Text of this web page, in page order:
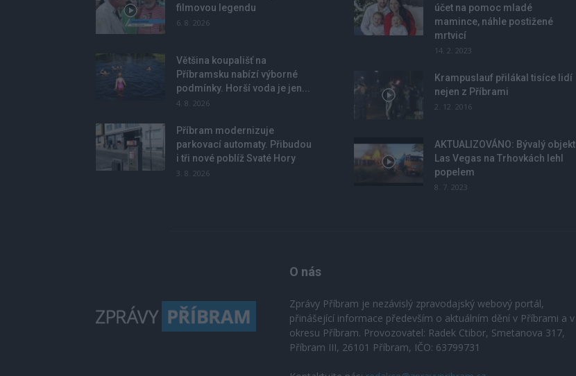
filmovou legendu
6. 8. 2026
Většina koupališť na
Příbramsku nabízí výborné
podmínky. Horší voda je jen...
4. 8. 2026
Příbram modernizuje
parkovací automaty. Přibudou
i tři nové poblíž Svaté Hory
3. 8. 2026
účet na pomoc mladé
mamince, náhle postižené
mrtvicí
14. 2. 2023
Krampuslauf přilákal tisíce lidí
nejen z Příbrami
2. 12. 2016
AKTUALIZOVÁNO: Bývalý objekt
Las Vegas na Trhovkách lehl
popelem
8. 7. 2023
O nás
Zprávy Příbram je nezávislý zpravodajský webový portál,
přinášející informace především o aktuálním dění v Příbrami a v
okresu Příbram. Provozovatel: Radek Ctibor, Smetanova 317,
Příbram III, 26101 Příbram, IČO: 63799731